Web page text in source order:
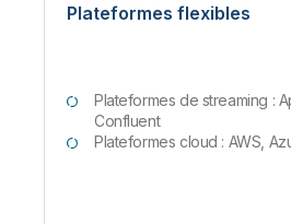
Plateformes flexibles
Plateformes de streaming :
Confluent
Plateformes cloud : AWS,